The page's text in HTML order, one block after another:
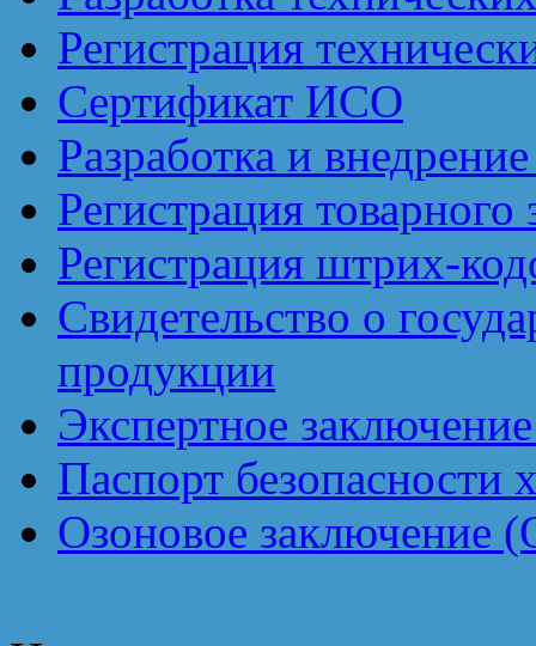
Регистрация
Сертификат ИСО
Разработка и
Регистрация товарного
Регистрация штрих-
Свидетельство о
продукции
Экспертное
Паспорт безопасности
Озоновое заключение